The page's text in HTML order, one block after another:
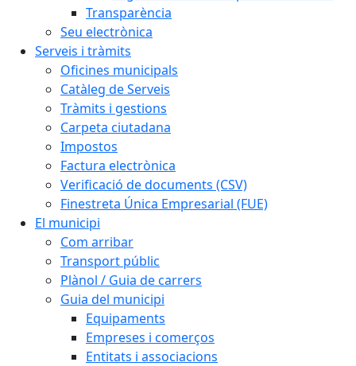
Transparència
Seu electrònica
Serveis i tràmits
Oficines municipals
Catàleg de Serveis
Tràmits i gestions
Carpeta ciutadana
Impostos
Factura electrònica
Verificació de documents (CSV)
Finestreta Única Empresarial (FUE)
El municipi
Com arribar
Transport públic
Plànol / Guia de carrers
Guia del municipi
Equipaments
Empreses i comerços
Entitats i associacions